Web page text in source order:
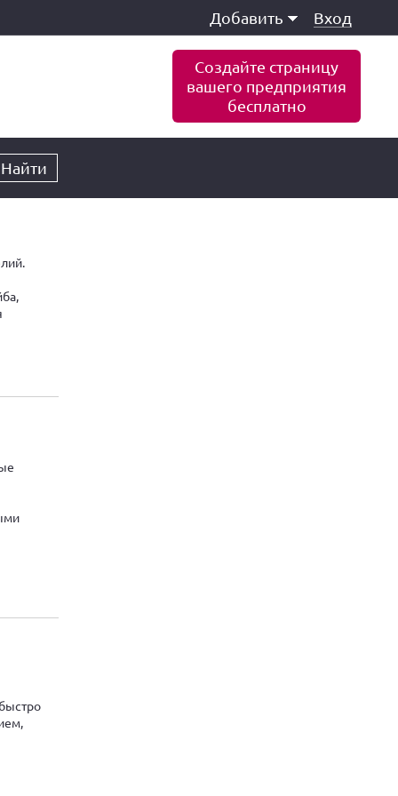
Добавить Вход
Создайте страницу
вашего предприятия
бесплатно
Найти